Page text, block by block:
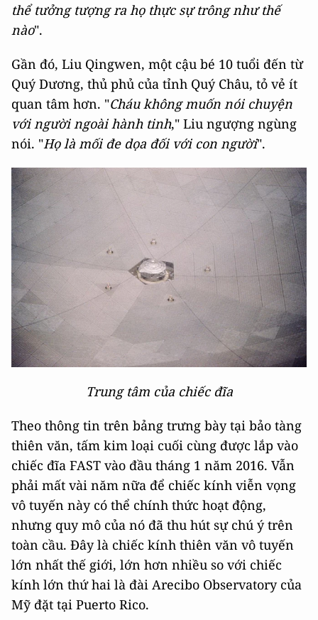
thể tưởng tượng ra họ thực sự trông như thế
nào".
Gần đó, Liu Qingwen, một cậu bé 10 tuổi đến từ
Quý Dương, thủ phủ của tỉnh Quý Châu, tỏ vẻ ít
quan tâm hơn. "Cháu không muốn nói chuyện
với người ngoài hành tinh," Liu ngượng ngùng
nói. "Họ là mối đe dọa đối với con người".
Trung tâm của chiếc đĩa
Theo thông tin trên bảng trưng bày tại bảo tàng
thiên văn, tấm kim loại cuối cùng được lắp vào
chiếc đĩa FAST vào đầu tháng 1 năm 2016. Vẫn
phải mất vài năm nữa để chiếc kính viễn vọng
vô tuyến này có thể chính thức hoạt động,
nhưng quy mô của nó đã thu hút sự chú ý trên
toàn cầu. Đây là chiếc kính thiên văn vô tuyến
lớn nhất thế giới, lớn hơn nhiều so với chiếc
kính lớn thứ hai là đài Arecibo Observatory của
Mỹ đặt tại Puerto Rico.